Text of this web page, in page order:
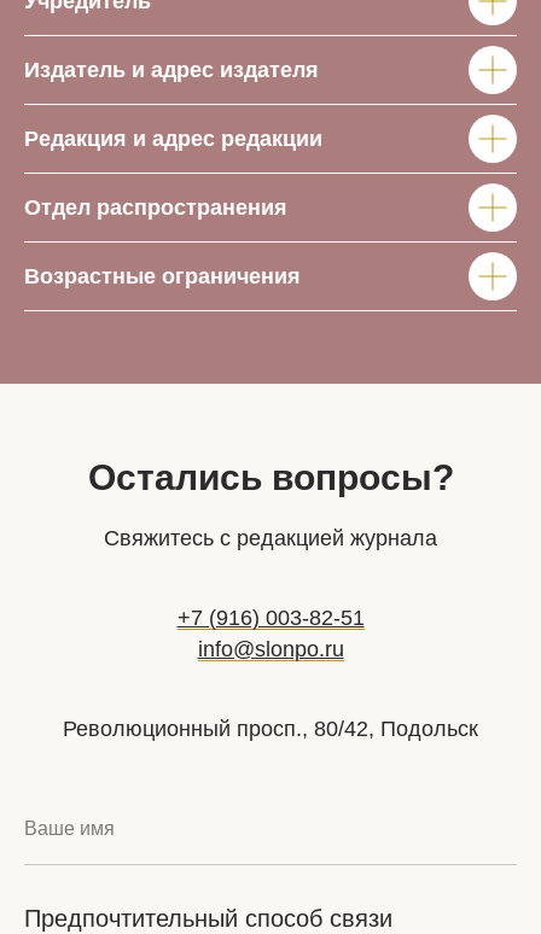
Издатель и адрес издателя
Редакция и адрес редакции
Отдел распространения
Возрастные ограничения
Остались вопросы?
Свяжитесь с редакцией журнала
+7 (916) 003-82-51
info@slonpo.ru
Революционный просп., 80/42, Подольск
Ваше имя
Предпочтительный способ связи